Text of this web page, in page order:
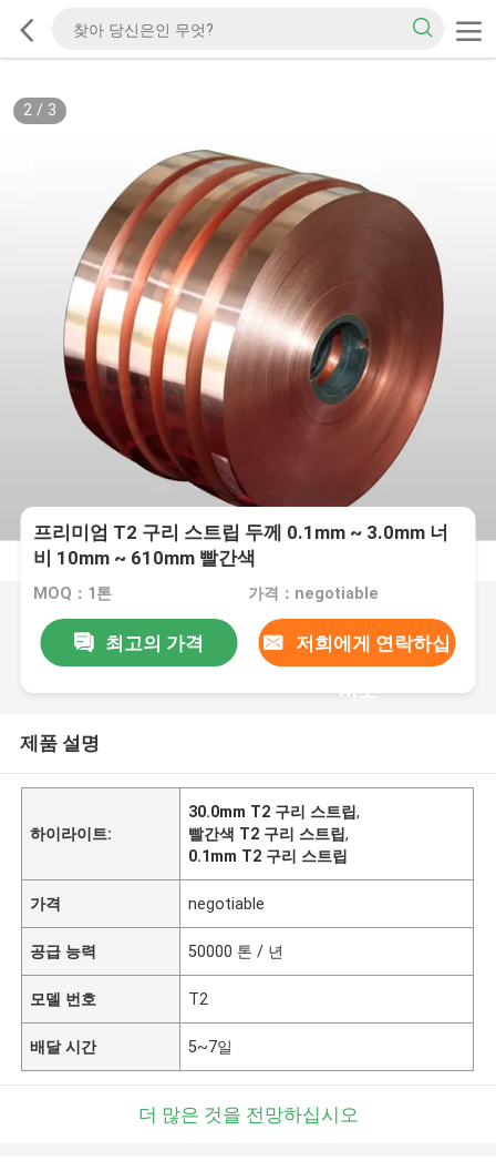
2/ 3
프리미엄 T2 구리 스트립 두께 0.1mm ~ 3.0mm 너
비 10mm ~ 610mm 빨간색
MOQ：1톤 가격：negotiable
최고의 가격 저희에게 연락하십
시오
제품 설명
하이라이트:
30.0mm T2 구리 스트립,
빨간색 T2 구리 스트립,
0.1mm T2 구리 스트립
가격 negotiable
공급 능력 50000 톤 / 년
모델 번호 T2
배달 시간 5~7일
더 많은 것을 전망하십시오